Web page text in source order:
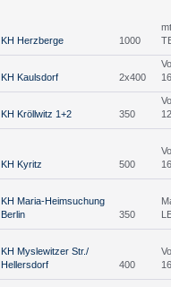
KH Herzberge 1000
KH Kaulsdorf 2x400
KH Kröllwitz 1+2 350
KH Kyritz 500
KH Maria-Heimsuchung
Berlin
350
KH Myslewitzer Str./
Hellersdorf
400